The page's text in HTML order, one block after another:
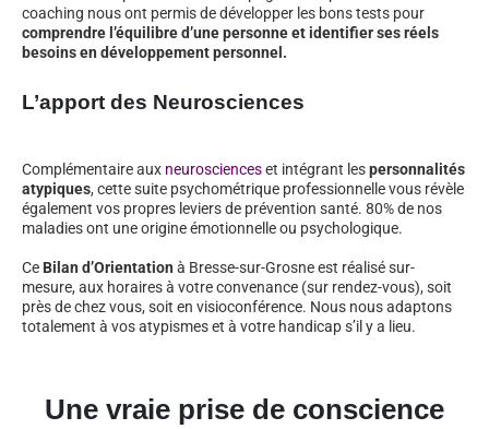
coaching nous ont permis de développer les bons tests pour
comprendre l’équilibre d’une personne et identifier ses réels
besoins en développement personnel.
L’apport des Neurosciences
Complémentaire aux neuroscienceset intégrant lespersonnalités
atypiques, cette suite psychométrique professionnelle vous révèle
également vos propres leviers de prévention santé. 80% de nos
maladies ont une origine émotionnelle ou psychologique.
Ce Bilan d’Orientation à Bresse-sur-Grosne est réalisé sur-
mesure, aux horaires à votre convenance (sur rendez-vous), soit
près de chez vous, soit en visioconférence. Nous nous adaptons
totalement à vos atypismes et à votre handicap s’il y a lieu.
Une vraie prise de conscience